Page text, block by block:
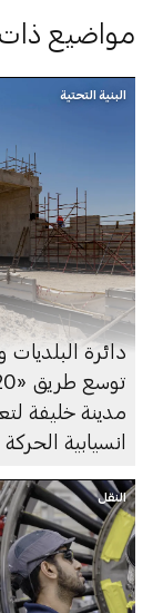
مواضيع
البنية التحتية
دائرة البلديات
مدينة خليفة
انسيابية الحركة
النقل